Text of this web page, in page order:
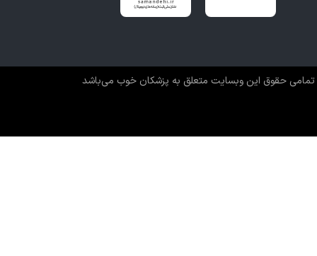
تمامی حقوق این وبسایت متعلق به پزشکان خوب می‌باشد